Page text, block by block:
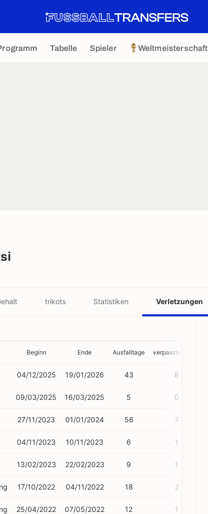
Tabelle Spieler Weltmeisterschaft
trikots Statistiken Verletzungen
Beginn Ende Ausfalltage verpasste Spiele
04/12/2025 19/01/2026 43 8
09/03/2025 16/03/2025 5 0
27/11/2023 01/01/2024 56 7
04/11/2023 10/11/2023 6 1
13/02/2023 22/02/2023 9 1
17/10/2022 04/11/2022 18 2
25/04/2022 07/05/2022 12 1